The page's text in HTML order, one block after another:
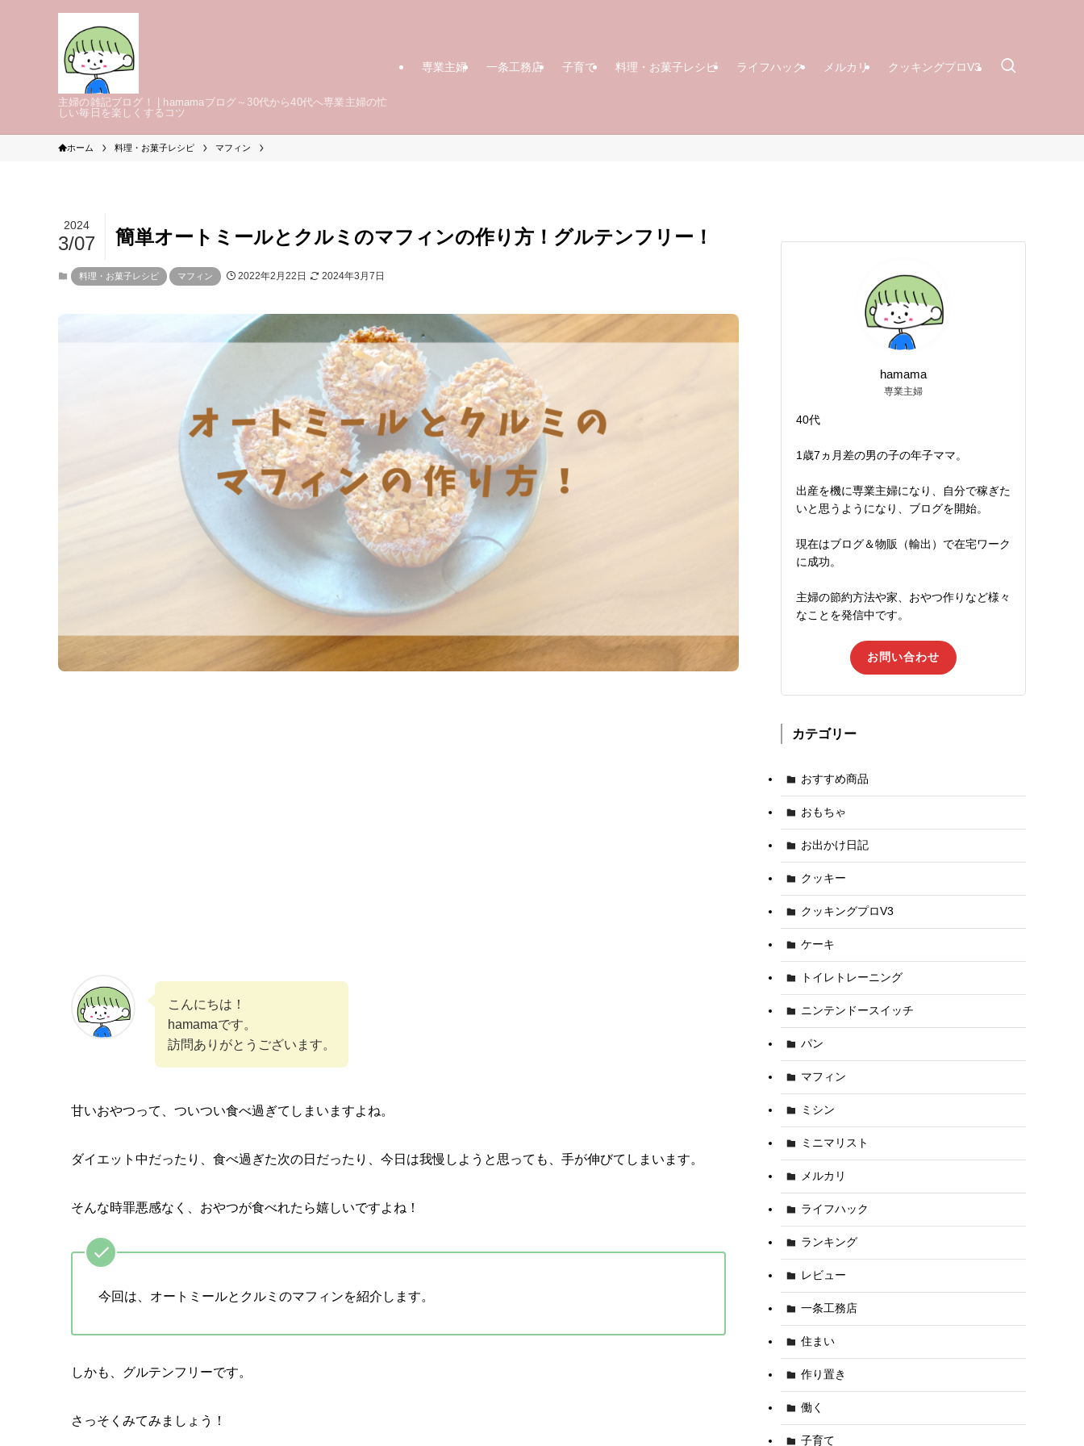
主婦の雑記ブログ！ | hamamaブログ～30代から40代へ専業主婦の忙
しい毎日を楽しくするコツ
専業主婦 一条工務店 子育て 料理・お菓子レシピ ライフハック メルカリ クッキングプロV3
ホーム 料理・お菓子レシピ マフィン
簡単オートミールとクルミのマフィンの作り方！グルテンフリー！
2024
3/07
料理・お菓子レシピ マフィン 2022年2月22日 2024年3月7日
こんにちは！
hamamaです。
訪問ありがとうございます。
甘いおやつって、ついつい食べ過ぎてしまいますよね。
ダイエット中だったり、食べ過ぎた次の日だったり、今日は我慢しようと思っても、手が伸びてしまいます。
そんな時罪悪感なく、おやつが食べれたら嬉しいですよね！
今回は、 オートミールとクルミのマフィンを紹介します。
しかも、グルテンフリーです。
さっそくみてみましょう！
hamama
専業主婦
40代
1歳7ヵ月差の男の子の年子ママ。
出産を機に専業主婦になり、自分で稼ぎた
いと思うようになり、ブログを開始。
現在はブログ＆物販（輸出）で在宅ワーク
に成功。
主婦の節約方法や家、おやつ作りなど様々
なことを発信中です。
お問い合わせ
カテゴリー
おすすめ商品
おもちゃ
お出かけ日記
クッキー
クッキングプロV3
ケーキ
トイレトレーニング
ニンテンドースイッチ
パン
マフィン
ミシン
ミニマリスト
メルカリ
ライフハック
ランキング
レビュー
一条工務店
住まい
作り置き
働く
子育て